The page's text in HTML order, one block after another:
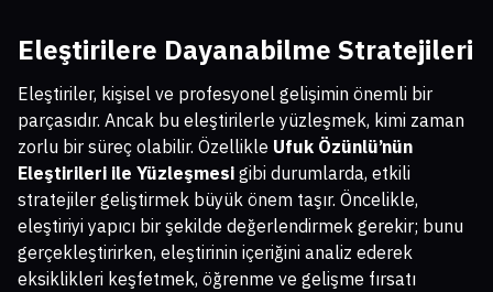
Eleştirilere Dayanabilme Stratejileri
Eleştiriler, kişisel ve profesyonel gelişimin önemli bir
parçasıdır. Ancak bu eleştirilerle yüzleşmek, kimi zaman
zorlu bir süreç olabilir. Özellikle Ufuk Özünlü’nün
Eleştirileri ile Yüzleşmesi gibi durumlarda, etkili
stratejiler geliştirmek büyük önem taşır. Öncelikle,
eleştiriyi yapıcı bir şekilde değerlendirmek gerekir; bunu
gerçekleştirirken, eleştirinin içeriğini analiz ederek
eksiklikleri keşfetmek, öğrenme ve gelişme fırsatı